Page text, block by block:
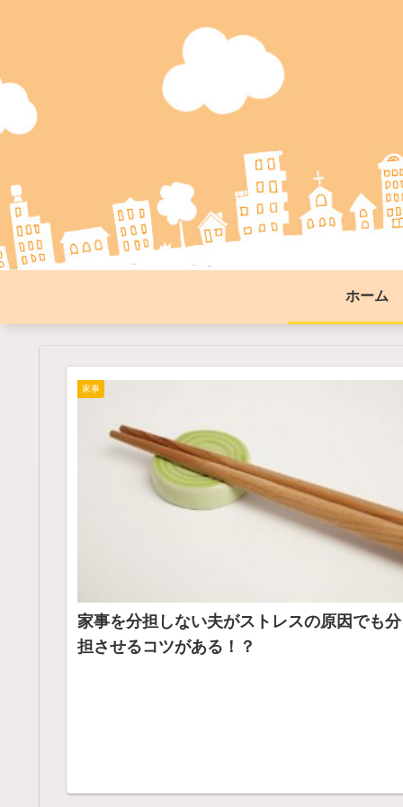
ホーム
家事
家事を分担しない夫がストレスの原因でも分
担させるコツがある！？